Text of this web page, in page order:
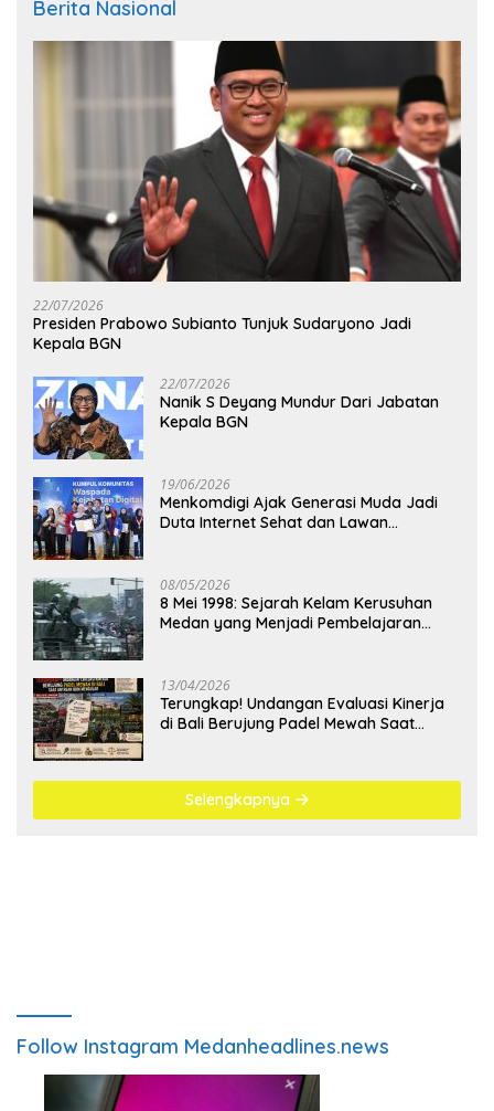
Berita Nasional
22/07/2026
Presiden Prabowo Subianto Tunjuk Sudaryono Jadi
Kepala BGN
22/07/2026
Nanik S Deyang Mundur Dari Jabatan
Kepala BGN
19/06/2026
Menkomdigi Ajak Generasi Muda Jadi
Duta Internet Sehat dan Lawan
08/05/2026
8 Mei 1998: Sejarah Kelam Kerusuhan
Medan yang Menjadi Pembelajaran
13/04/2026
Terungkap! Undangan Evaluasi Kinerja
di Bali Berujung Padel Mewah Saat
Selengkapnya
Follow Instagram Medanheadlines.news